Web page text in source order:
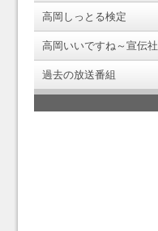
高岡しっとる検定
高岡いいですね～宣伝社
過去の放送番組